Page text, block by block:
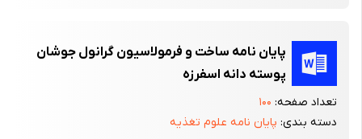
پایان نامه ساخت و فرمولاسیون گرانول جوشان
پوسته دانه اسفرزه
تعداد صفحه: ۱۰۰
دسته بندی: پایان نامه علوم تغذیه